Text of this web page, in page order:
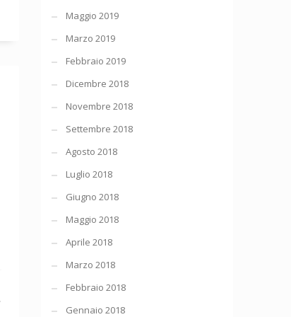
Maggio 2019
Marzo 2019
Febbraio 2019
Dicembre 2018
Novembre 2018
Settembre 2018
Agosto 2018
Luglio 2018
Giugno 2018
Maggio 2018
Aprile 2018
Marzo 2018
Febbraio 2018
Gennaio 2018